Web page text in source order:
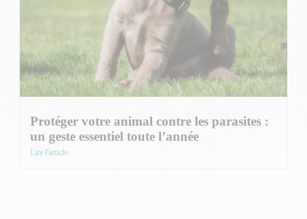
Protéger votre animal contre les parasites :
un geste essentiel toute l’année
Lire l'article